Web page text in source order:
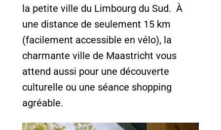
la petite ville du Limbourg du Sud. À
une distance de seulement 15 km
(facilement accessible en vélo), la
charmante ville de Maastricht vous
attend aussi pour une découverte
culturelle ou une séance shopping
agréable.